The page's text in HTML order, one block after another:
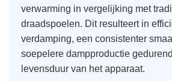
verwarming in vergelijking met
draadspoelen. Dit resulteert in
verdamping, een consistenter
soepelere dampproductie
levensduur van het apparaat.